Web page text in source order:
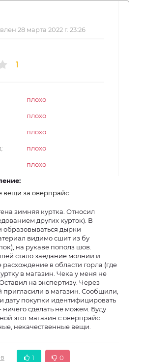
Отзыв был оставлен 28 марта 2022 г. 23:26
1
плохо
плохо
плохо
плохо
плохо
вещи за оверпрайс
зимняя куртка. Относил
других курток). В
образовываться дырки
видимо сшит из бу
на рукаве пополз шов.
стало заедание молнии и
в области горла (где
в магазин. Чека у меня не
на экспертизу. Через
пригласили в магазин. Сообщили,
и дату покупки идентифицировать
ничего сделать не можем. Буду
этот магазин с оверпрайс
некачественные вещи.
1 0